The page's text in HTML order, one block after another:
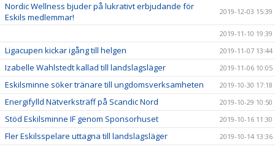
Nordic Wellness bjuder på lukrativt erbjudande för
Eskils medlemmar!
2019-12-03 15:39
2019-11-10 19:39
Ligacupen kickar igång till helgen 2019-11-07 13:44
Izabelle Wahlstedt kallad till landslagsläger 2019-11-06 10:05
Eskilsminne söker tränare till ungdomsverksamheten 2019-10-30 17:18
Energifylld Nätverksträff på Scandic Nord 2019-10-29 10:50
Stöd Eskilsminne IF genom Sponsorhuset 2019-10-16 11:30
Fler Eskilsspelare uttagna till landslagsläger 2019-10-14 13:36